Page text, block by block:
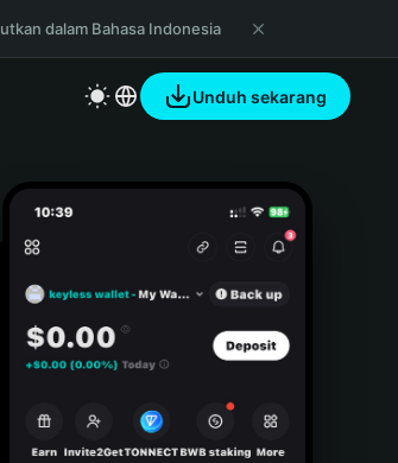
dalam Bahasa Indonesia
Unduh sekarang